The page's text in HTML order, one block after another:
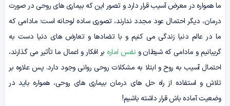
ما همواره در معرض آسیب قرار دارد و تصور این که بیماری های روحی در صورت
درمان، دیگر احتمال عود مجدد ندارند، تصوری ساده لوحانه است؛ مادامی که
ما در عالم دنیا زندگی می کنیم و با تضادها و تعارض های دنیا دست به
گریبانیم و مادامی که شیطان و نفس اماره بر افکار و اعمال ما تأثیر می گذارند،
احتمال آسیب به روح و ابتلا به مشکلات روحی روانی وجود دارد. پس علاوه بر
تلاش و استفاده از راه حل های درمان بیماری های روحی، همواره باید در
وضعیت آماده باش قرار داشته باشیم!